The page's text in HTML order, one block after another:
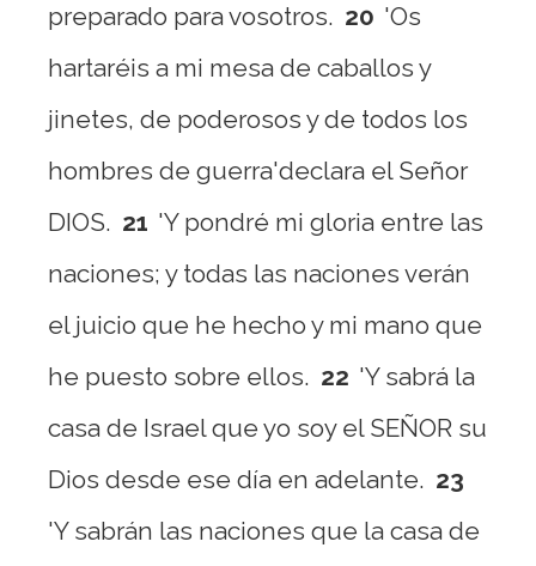
preparado para vosotros. 20 'Os
hartaréis a mi mesa de caballos y
jinetes, de poderosos y de todos los
hombres de guerra'declara el Señor
DIOS. 21 'Y pondré mi gloria entre las
naciones; y todas las naciones verán
el juicio que he hecho y mi mano que
he puesto sobre ellos. 22 'Y sabrá la
casa de Israel que yo soy el SEÑOR su
Dios desde ese día en adelante. 23
'Y sabrán las naciones que la casa de